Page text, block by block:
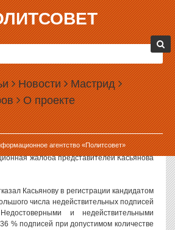
Новости Мастрид
О проекте
агентство «Политсовет»
ОТКАЗАЛИ РАЗ И
Верховного суда сегодня подтвердила
признавшего законным отказ
экс-премьера Михаила
в президенты. Об этом сообщает
жалоба представителей Касьянова
Касьянову в регистрации кандидатом
числа недействительных подписей
и недействительными
% подписей при допустимом количестве